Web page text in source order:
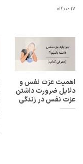
17 دیدگاه
اهمیت عزت نفس و
دلایل ضرورت داشتن
عزت نفس در زندگی